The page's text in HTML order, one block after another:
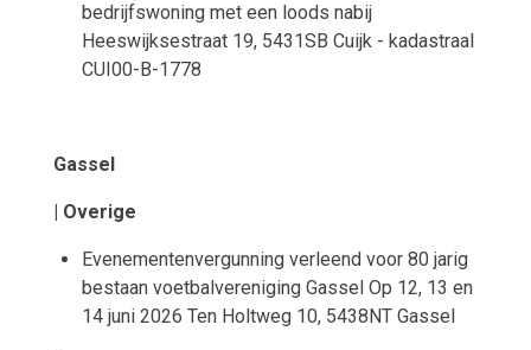
bedrijfswoning met een loods nabij
Heeswijksestraat 19, 5431SB Cuijk - kadastraal
CUI00-B-1778
Gassel
| Overige
Evenementenvergunning verleend voor 80 jarig
bestaan voetbalvereniging Gassel Op 12, 13 en
14 juni 2026 Ten Holtweg 10, 5438NT Gassel